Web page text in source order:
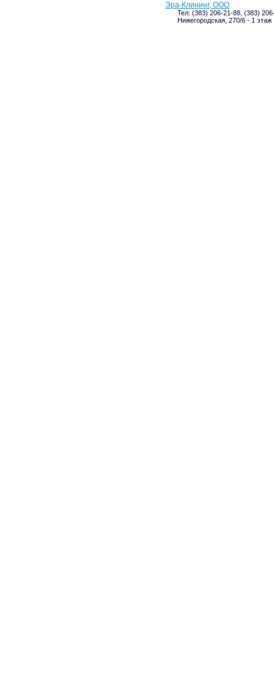
Эра-Клининг, ООО
Тел: (383) 206-21-88, (383)
Нижегородская, 270/6 - 1 этаж